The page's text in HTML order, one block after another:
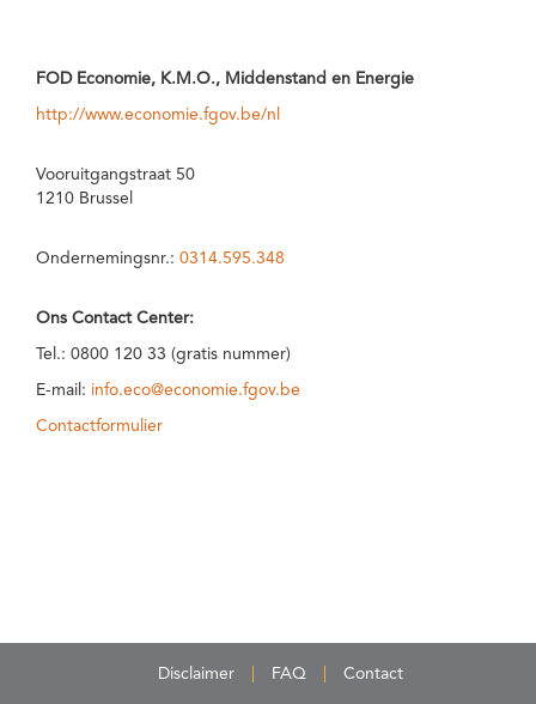
FOD Economie, K.M.O., Middenstand en Energie
http://www.economie.fgov.be/nl
Vooruitgangstraat 50
1210 Brussel
Ondernemingsnr.: 0314.595.348
Ons Contact Center:
Tel.: 0800 120 33 (gratis nummer)
E-mail: info.eco@economie.fgov.be
Contactformulier
Disclaimer FAQ Contact